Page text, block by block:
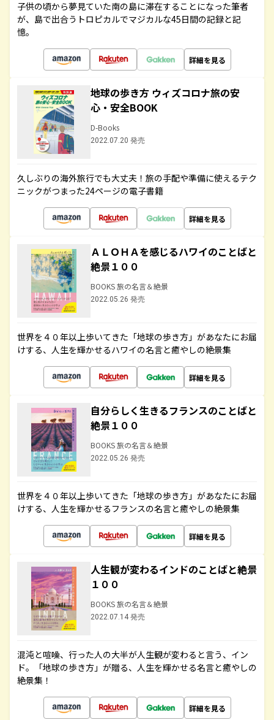
子供の頃から夢見ていた南の島に滞在することになった筆者
が、島で出合うトロピカルでマジカルな45日間の記録と記
憶。
詳細を見る
地球の歩き方 ウィズコロナ旅の安
心・安全BOOK
D-Books
2022.07.20 発売
久しぶりの海外旅行でも大丈夫！旅の手配や準備に使えるテク
ニックがつまった24ページの電子書籍
詳細を見る
ＡＬＯＨＡを感じるハワイのことばと
絶景１００
BOOKS 旅の名言＆絶景
2022.05.26 発売
世界を４０年以上歩いてきた「地球の歩き方」があなたにお届
けする、人生を輝かせるハワイの名言と癒やしの絶景集
詳細を見る
自分らしく生きるフランスのことばと
絶景１００
BOOKS 旅の名言＆絶景
2022.05.26 発売
世界を４０年以上歩いてきた「地球の歩き方」があなたにお届
けする、人生を輝かせるフランスの名言と癒やしの絶景集
詳細を見る
人生観が変わるインドのことばと絶景
１００
BOOKS 旅の名言＆絶景
2022.07.14 発売
混沌と喧噪、行った人の大半が人生観が変わると言う、イン
ド。「地球の歩き方」が贈る、人生を輝かせる名言と癒やしの
絶景集！
詳細を見る